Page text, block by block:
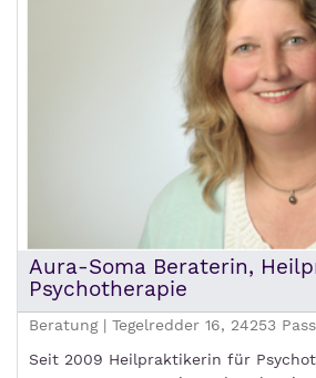
Aura-Soma Beraterin,
Psychotherapie
Beratung | Tegelredder 16, 24253
Seit 2009 Heilpraktikerin für